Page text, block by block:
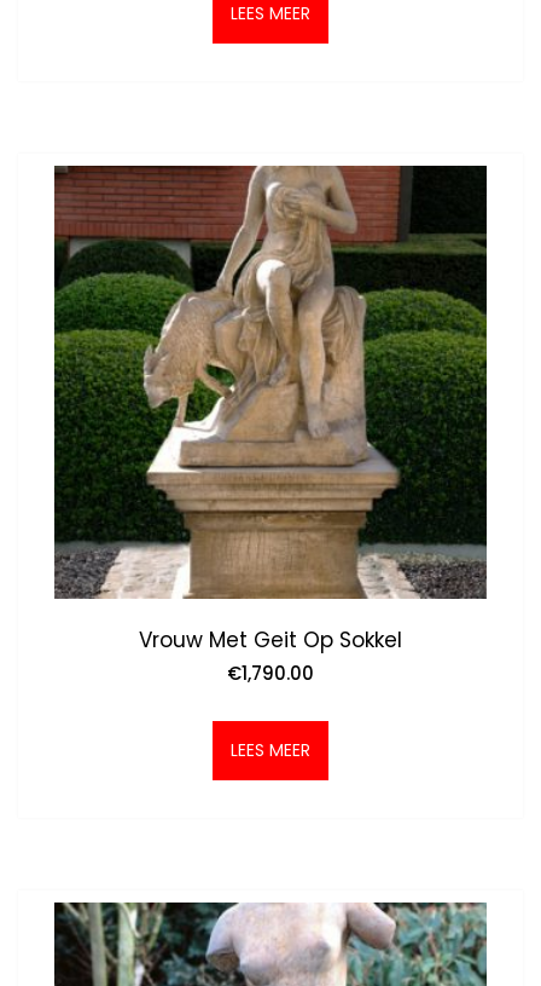
LEES MEER
Vrouw Met Geit Op Sokkel
€1,790.00
LEES MEER